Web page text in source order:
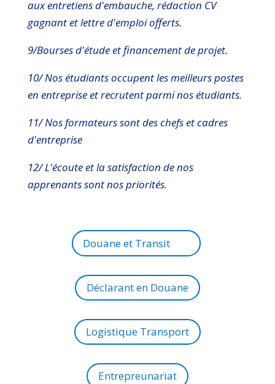
aux entretiens d'embauche, rédaction CV
gagnant et lettre d'emploi offerts.
9/Bourses d'étude et financement de projet.
10/ Nos étudiants occupent les meilleurs postes
en entreprise et recrutent parmi nos étudiants.
11/ Nos formateurs sont des chefs et cadres
d'entreprise
12/ L'écoute et la satisfaction de nos
apprenants sont nos priorités.
Douane et Transit
Déclarant en Douane
Logistique Transport
Entrepreunariat